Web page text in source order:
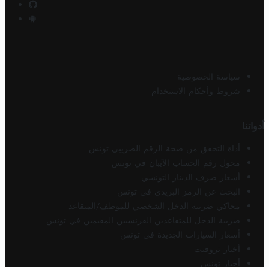
سياسة الخصوصية
شروط وأحكام الاستخدام
أدواتنا
أداة التحقق من صحة الرقم الضريبي تونس
محول رقم الحساب الآيبان في تونس
أسعار صرف الدينار التونسي
البحث عن الرمز البريدي في تونس
محاكي ضريبة الدخل الشخصي للموظف/المتقاعد
ضريبة الدخل للمتقاعدين الفرنسيين المقيمين في تونس
أسعار السيارات الجديدة في تونس
أخبار تروفيت
أخبار تونس